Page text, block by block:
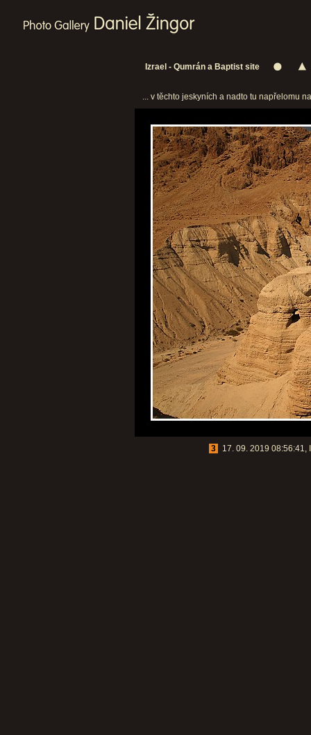
Izrael - Qumrán a Baptist site
... v těchto jeskyních a nadto tu napřelomu
3 17. 09. 2019